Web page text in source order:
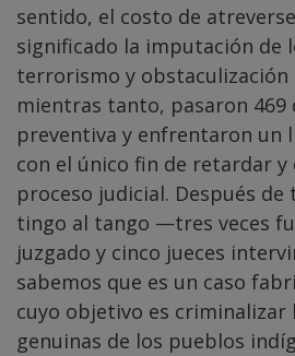
sentido, el costo de
significado la imputación de
terrorismo y obstaculización
mientras tanto, pasaron 469
preventiva y enfrentaron un
con el único fin de retardar
proceso judicial. Después de
tingo al tango —tres veces
juzgado y cinco jueces
sabemos que es un caso
cuyo objetivo es criminalizar
genuinas de los pueblos